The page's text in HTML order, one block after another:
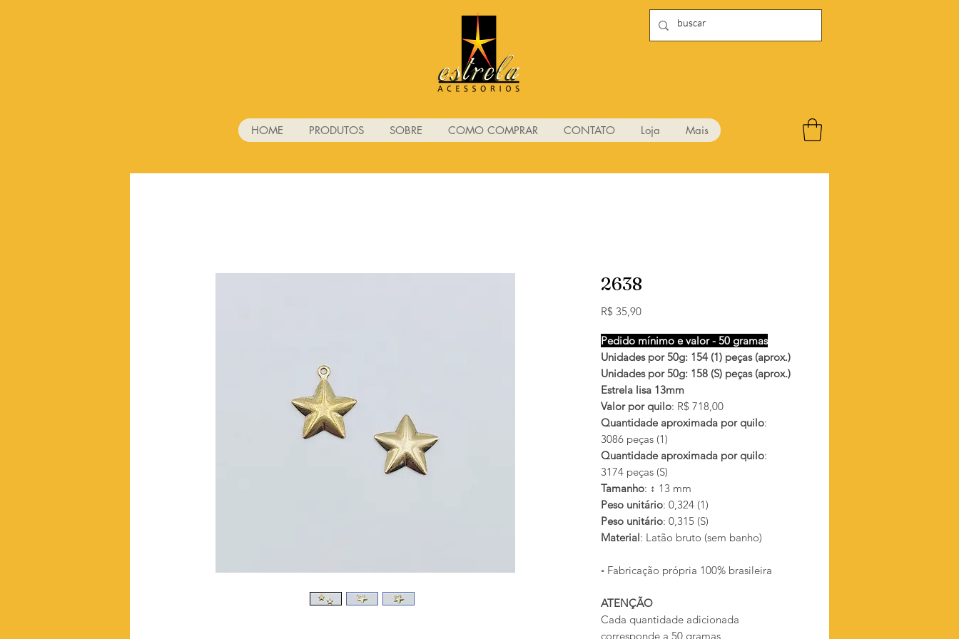
HOME PRODUTOS SOBRE COMO COMPRAR CONTATO Loja Mais
2638
R$ 35,90Preço
Pedido mínimo e valor - 50 gramas
Unidades por 50g: 154 (1) peças (aprox.)
Unidades por 50g: 158 (S) peças (aprox.)
Estrela lisa 13mm
Valor por quilo: R$ 718,00
Quantidade aproximada por quilo:
3086 peças (1)
Quantidade aproximada por quilo:
3174 peças (S)
Tamanho: ↕ 13 mm
Peso unitário: 0,324 (1)
Peso unitário: 0,315 (S)
Material: Latão bruto (sem banho)
◦ Fabricação própria 100% brasileira
ATENÇÃO
Cada quantidade adicionada
corresponde a 50 gramas